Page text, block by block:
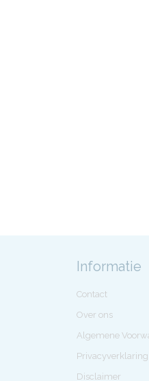
Informatie
Contact
Over ons
Algemene
Privacyverklaring
Disclaimer